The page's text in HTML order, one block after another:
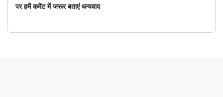
पर हमें कमेंट में जरूर बताएं धन्यवाद